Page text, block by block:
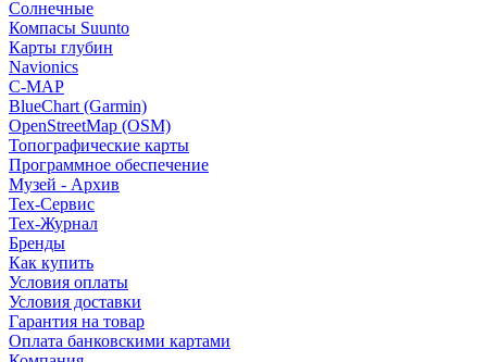
Солнечные
Компасы Suunto
Карты глубин
Navionics
C-MAP
BlueChart (Garmin)
OpenStreetMap (OSM)
Топографические карты
Программное обеспечение
Музей - Архив
Tex-Сервис
Тех-Журнал
Бренды
Как купить
Условия оплаты
Условия доставки
Гарантия на товар
Оплата банковскими картами